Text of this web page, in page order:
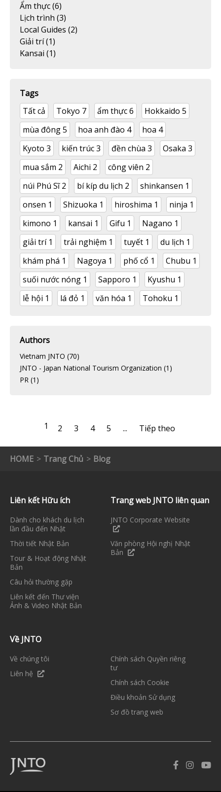
Ẩm thực(6)
Lịch trình (3)
Local Guides (2)
Giải trí(1)
Kansai (1)
Tags
Tất cả
Tokyo 7 ẩm thực6 Hokkaido 5
mùa đông5 hoa anh đào 4 hoa 4
Kyoto 3 kiến trúc3 đền chùa 3 Osaka 3
mua sắm 2 Aichi 2 công viên 2
núi Phú Sĩ2 bí kíp du lịch 2 shinkansen 1
onsen 1 Shizuoka 1 hiroshima 1 ninja 1
kimono 1 kansai 1 Gifu 1 Nagano 1
giải trí 1 trải nghiệm 1 tuyết 1 du lịch 1
khám phá 1 Nagoya 1 phố cổ 1 Chubu 1
suối nước nóng 1 Sapporo 1 Kyushu 1
lễ hội 1 lá đỏ 1 văn hóa 1 Tohoku 1
Authors
Vietnam JNTO (70)
JNTO - Japan National Tourism Organization (1)
PR (1)
1 2 3 4 5 ... Tiếp theo
HOME Trang Chủ Blog
Liên kết Hữu ích
Dành cho khách du lịch
lần đầu đến Nhật
Thời tiết Nhật Bản
Tour & Hoạt động Nhật
Bản
Câu hỏi thường gặp
Liên kết đến Thư viện
Ảnh & Video Nhật Bản
Trang web JNTO liên quan
JNTO Corporate Website
Văn phòng Hội nghị Nhật
Bản
Về JNTO
Về chúng tôi
Liên hệ
Chính sách Quyền riêng
tư
Chính sách Cookie
Điều khoản Sử dụng
Sơ đồ trang web